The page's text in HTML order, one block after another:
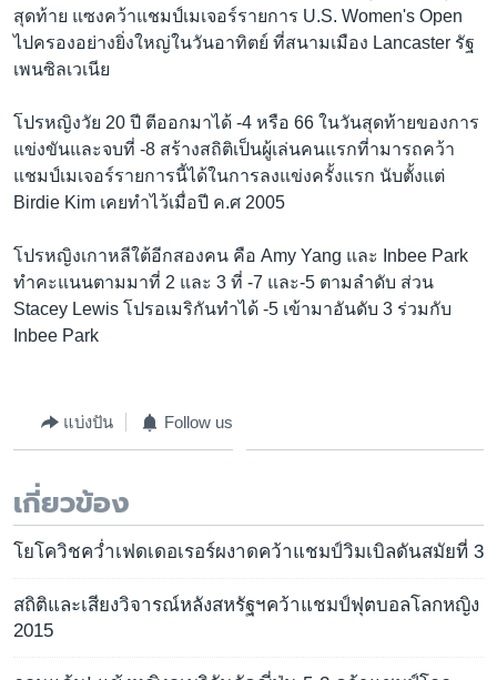
สุดท้าย แซงคว้าแชมป์เมเจอร์รายการ U.S. Women's Open
ไปครองอย่างยิ่งใหญ่ในวันอาทิตย์ ที่สนามเมือง Lancaster รัฐ
เพนซิลเวเนีย
โปรหญิงวัย 20 ปี ตีออกมาได้ -4 หรือ 66 ในวันสุดท้ายของการ
แข่งขันและจบที่ -8 สร้างสถิติเป็นผู้เล่นคนแรกที่ามารถคว้า
แชมป์เมเจอร์รายการนี้ได้ในการลงแข่งครั้งแรก นับตั้งแต่
Birdie Kim เคยทำไว้เมื่อปี ค.ศ 2005
โปรหญิงเกาหลีใต้อีกสองคน คือ Amy Yang และ Inbee Park
ทำคะแนนตามมาที่ 2 และ 3 ที่ -7 และ-5 ตามลำดับ ส่วน
Stacey Lewis โปรอเมริกันทำได้ -5 เข้ามาอันดับ 3 ร่วมกับ
Inbee Park
แบ่งปัน Follow us
เกี่ยวข้อง
โยโควิชคว่ำเฟดเดอเรอร์ผงาดคว้าแชมป์วิมเบิลดันสมัยที่ 3
สถิติและเสียงวิจารณ์หลังสหรัฐฯคว้าแชมป์ฟุตบอลโลกหญิง
2015